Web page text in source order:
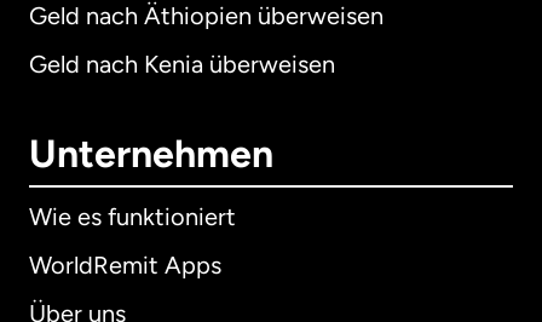
Geld nach Äthiopien überweisen
Geld nach Kenia überweisen
Unternehmen
Wie es funktioniert
WorldRemit Apps
Über uns